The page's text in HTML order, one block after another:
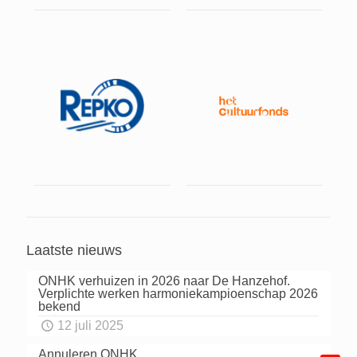
Laatste nieuws
ONHK verhuizen in 2026 naar De Hanzehof.
Verplichte werken harmoniekampioenschap 2026
bekend
12 juli 2025
Annuleren ONHK